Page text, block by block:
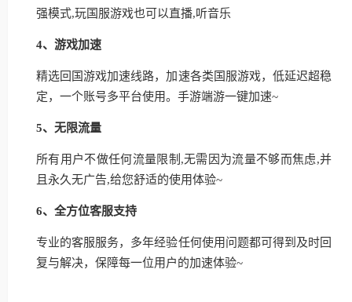
强模式,玩国服游戏也可以直播,听音乐
4、游戏加速
精选回国游戏加速线路，加速各类国服游戏，低延迟超稳
定，一个账号多平台使用。手游端游一键加速~
5、无限流量
所有用户不做任何流量限制,无需因为流量不够而焦虑,并
且永久无广告,给您舒适的使用体验~
6、全方位客服支持
专业的客服服务，多年经验任何使用问题都可得到及时回
复与解决，保障每一位用户的加速体验~